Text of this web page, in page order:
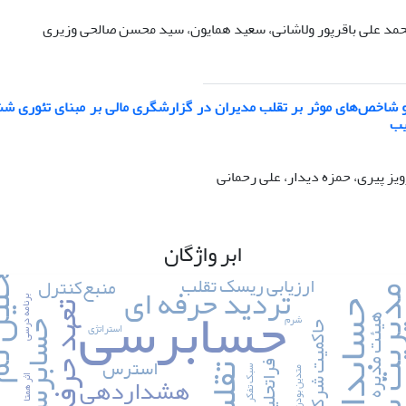
علی باقرپور ولاشانی، سعید همایون، سید محسن صالحی وزیری
و شاخص‌های موثر بر تقلب مدیران در گزارشگری مالی بر مبنای
پیری، حمزه دیدار، علی رحمانی
ابر واژگان
حسابرسی حسابداری حسابرستعهد حرفه‌ای تردید حرفه ای
هشداردهی
حاکمیت شرکتی هیئت مدیره فراتحلیل
ارزیابی ریسک تقلب منبع‌کنترل
استرس
برنامه درسی
سبک تفکر متدین بودن
استراتژی شرم
اثر همتا